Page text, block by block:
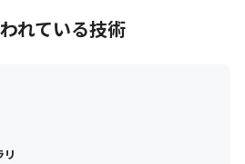
れている技術
リ